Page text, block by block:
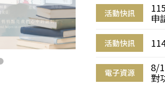
活動快訊
申
活動快訊
電子資源
8/
對